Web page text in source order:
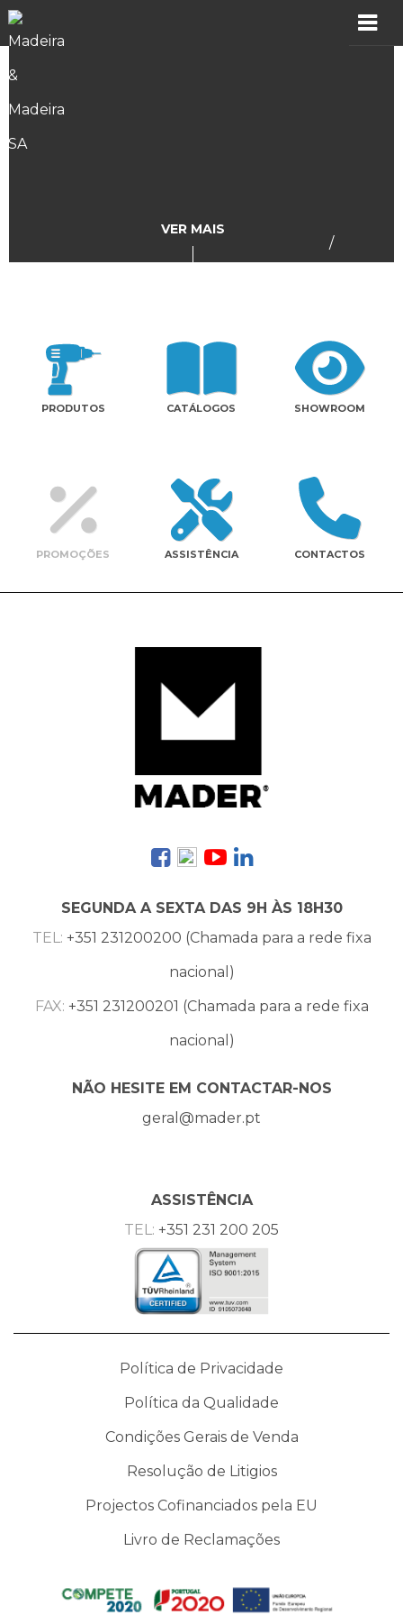
Assistência
Contactos
/
VER MAIS
PRODUTOS CATÁLOGOS SHOWROOM
PROMOÇÕES ASSISTÊNCIA CONTACTOS
SEGUNDA A SEXTA DAS 9H ÀS 18H30
TEL: +351 231200200 (Chamada para a rede fixa
nacional)
FAX: +351 231200201 (Chamada para a rede fixa
nacional)
NÃO HESITE EM CONTACTAR-NOS
geral@mader.pt
ASSISTÊNCIA
TEL: +351 231 200 205
Política de Privacidade
Política da Qualidade
Condições Gerais de Venda
Resolução de Litigios
Projectos Cofinanciados pela EU
Livro de Reclamações